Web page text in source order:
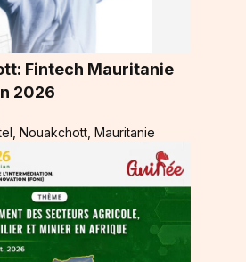
Fintech Mauritanie
2026
Nouakchott, Mauritanie